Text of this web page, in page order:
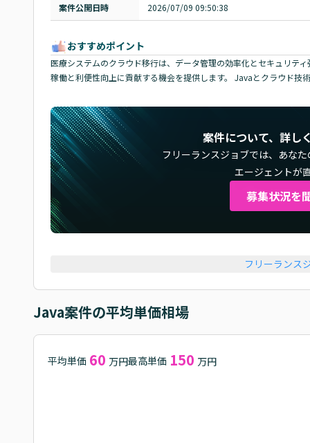
案件公開日時 2026/07/09 09:50:38
おすすめポイント
医療システムのクラウド移行は、データ管理の効率化とセキュリテ
稼働と利便性向上に貢献する機会を提供します。 Javaとクラウド技
案件について、詳し
フリーランスジョブでは、 あな
エージェントが
募集状況を
フリーランス
Java案件の平均単価相場
平均単価 60 万円最高単価 150 万円